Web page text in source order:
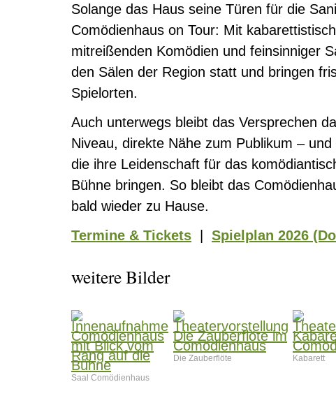
Solange das Haus seine Türen für die
Comödienhaus on Tour: Mit
mitreißenden Komödien und feinsinniger
den Sälen der Region statt und bringen
Spielorten.
Auch unterwegs bleibt das Versprechen
Niveau, direkte Nähe zum Publikum –
die ihre Leidenschaft für das
Bühne bringen. So bleibt das
bald wieder zu Hause.
Termine & Tickets
Spielplan 2026
weitere Bilder
Saal Comödienhaus
Die Zauberflöte Kabarett